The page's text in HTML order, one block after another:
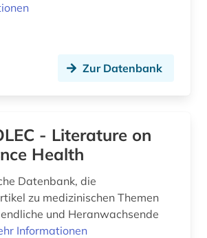
(1)
corona-virus (3)
coronarchiv (1)
Zur Datenbank
- Literature on
Health
Datenbank, die
zu medizinischen Themen
und Heranwachsende
Informationen